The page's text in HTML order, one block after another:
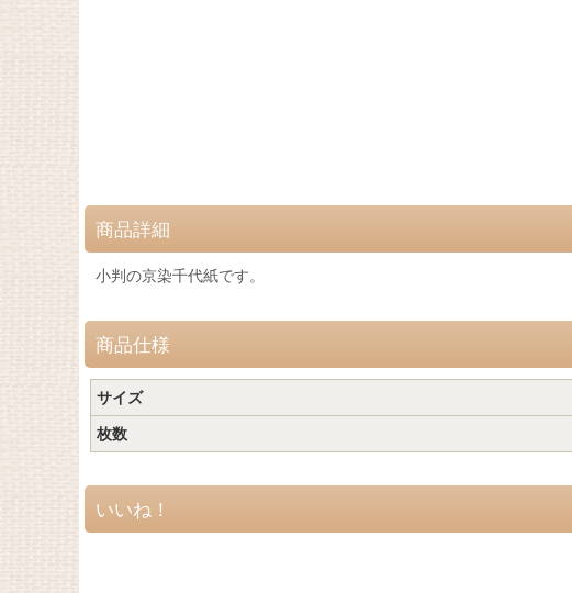
商品詳細
小判の京染千代紙です。
商品仕様
サイズ
枚数
いいね！